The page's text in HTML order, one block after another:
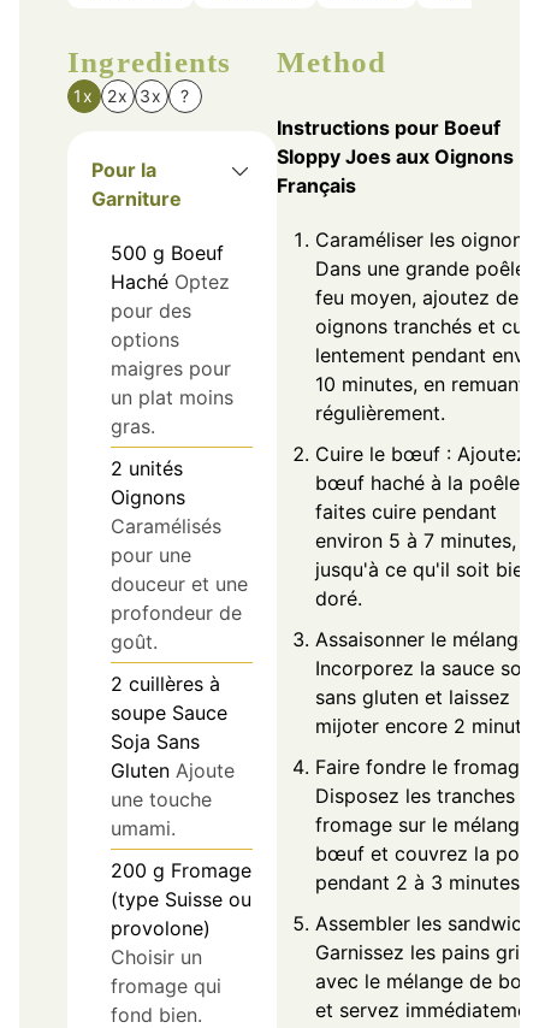
Ingredients
1x 2x 3x ?
Pour la
Garniture
500 g Boeuf
Haché Optez
pour des
options
maigres pour
un plat moins
gras.
2 unités
Oignons
Caramélisés
pour une
douceur et une
profondeur de
goût.
2 cuillères à
soupe Sauce
Soja Sans
Gluten Ajoute
une touche
umami.
200 g Fromage
(type Suisse ou
provolone)
Choisir un
fromage qui
fond bien.
Method
Instructions pour Boeuf
Sloppy Joes aux Oignons
Français
Caraméliser les oignons
Dans une grande poêle
feu moyen, ajoutez des
oignons tranchés et
lentement pendant
10 minutes, en remuant
régulièrement.
Cuire le bœuf : Ajoutez
bœuf haché à la poêle
faites cuire pendant
environ 5 à 7 minutes,
jusqu'à ce qu'il soit bien
doré.
Assaisonner le mélange :
Incorporez la sauce soja
sans gluten et laissez
mijoter encore 2
Faire fondre le fromage
Disposez les tranches
fromage sur le mélange
bœuf et couvrez la
pendant 2 à 3 minutes.
Assembler les
Garnissez les pains
avec le mélange de
et servez